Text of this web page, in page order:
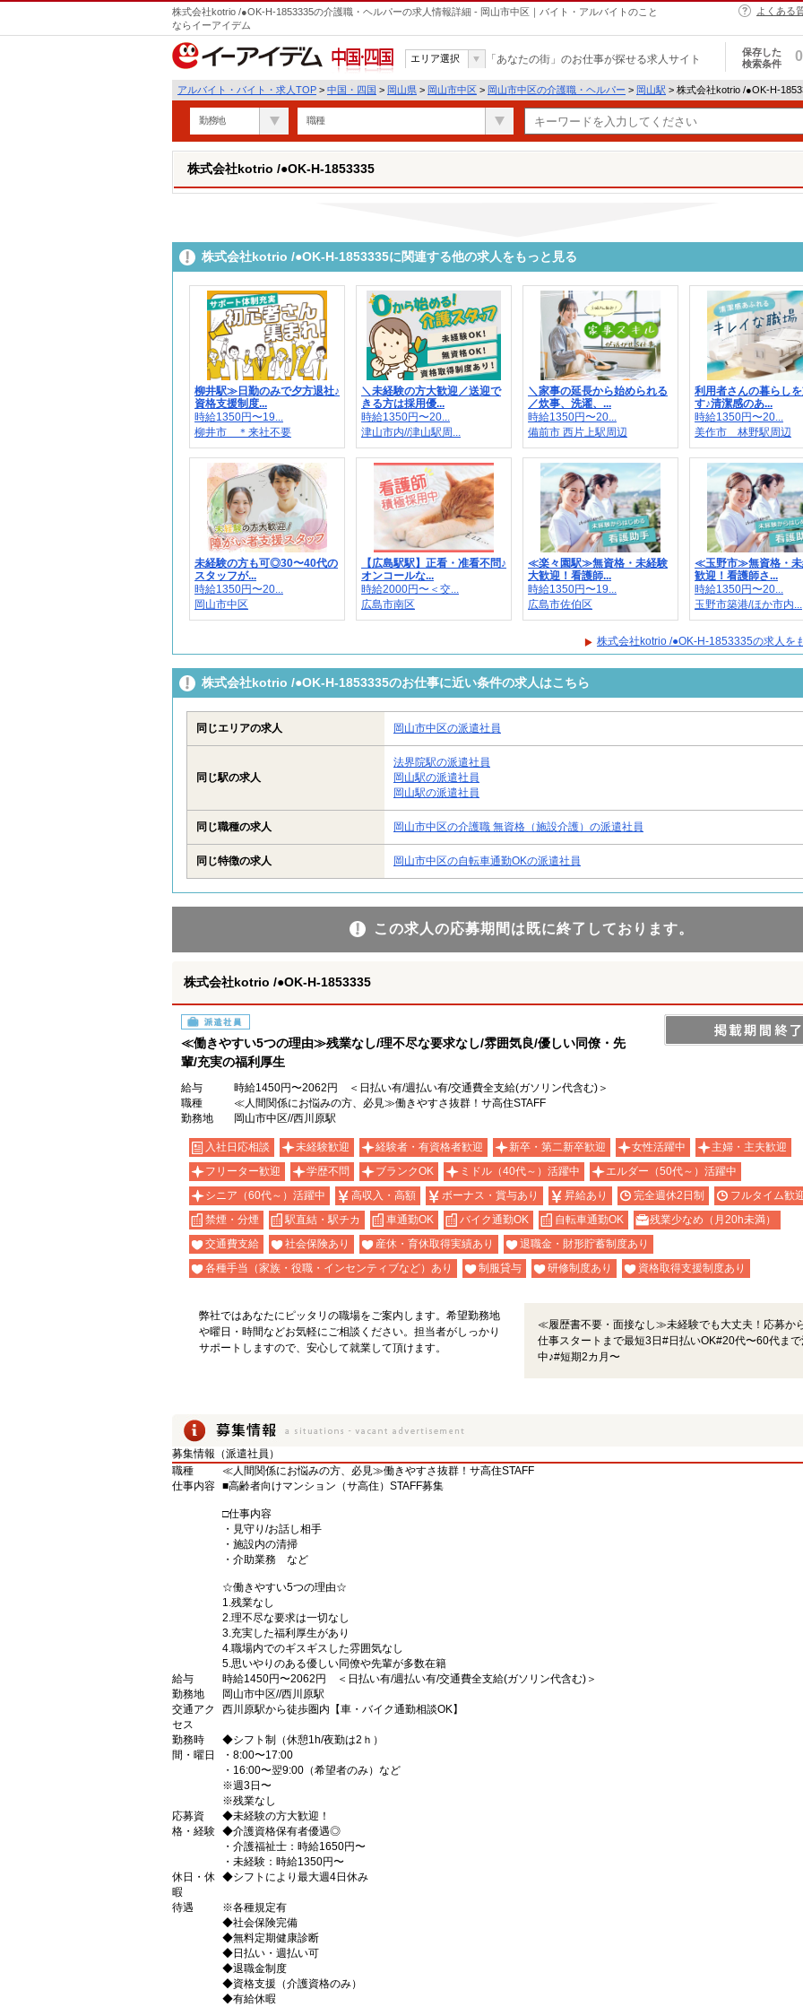
株式会社kotrio /●OK-H-1853335の介護職・ヘルパーの求人情報詳細 - 岡山市中区｜バイト・アルバイトのこと
ならイーアイデム
よくある
中国・四国
エリア選択 「あなたの街」のお仕事が探せる求人サイト
保存した
検索条件
0
アルバイト・バイト・求人TOP > 中国・四国 > 岡山県 > 岡山市中区 > 岡山市中区の介護職・ヘルパー > 岡山駅 > 株式会社kotrio /●OK-H-
勤務地 職種
株式会社kotrio /●OK-H-1853335
株式会社kotrio /●OK-H-1853335に関連する他の求人をもっと見る
柳井駅≫日勤のみで夕方退社♪
資格支援制度...
時給1350円〜19...
柳井市 ＊来社不要
＼未経験の方大歓迎／送迎で
きる方は採用優...
時給1350円〜20...
津山市内//津山駅周...
＼家事の延長から始められる
／炊事、洗濯、...
時給1350円〜20...
備前市 西片上駅周辺
利用者さんの暮らし
す♪清潔感のあ...
時給1350円〜20...
美作市 林野駅周辺
未経験の方も可◎30〜40代の
スタッフが...
時給1350円〜20...
岡山市中区
【広島駅駅】正看・准看不問♪
オンコールな...
時給2000円〜＜交...
広島市南区
≪楽々園駅≫無資格・未経験
大歓迎！看護師...
時給1350円〜19...
広島市佐伯区
≪玉野市≫無資格・未
歓迎！看護師さ...
時給1350円〜20...
玉野市築港/ほか市内...
株式会社kotrio /●OK-H-1853335の求人を
株式会社kotrio /●OK-H-1853335のお仕事に近い条件の求人はこちら
同じエリアの求人 岡山市中区の派遣社員
同じ駅の求人
法界院駅の派遣社員
岡山駅の派遣社員
岡山駅の派遣社員
同じ職種の求人 岡山市中区の介護職 無資格（施設介護）の派遣社員
同じ特徴の求人 岡山市中区の自転車通勤OKの派遣社員
この求人の応募期間は既に終了しております。
株式会社kotrio /●OK-H-1853335
派遣社員
≪働きやすい5つの理由≫残業なし/理不尽な要求なし/雰囲気良/優しい同僚・先
輩/充実の福利厚生
給与
時給1450円〜2062円 ＜日払い有/週払い有/交通費全支給(ガソリン代含む)＞
職種
≪人間関係にお悩みの方、必見≫働きやすさ抜群！サ高住STAFF
勤務地
岡山市中区//西川原駅
入社日応相談 未経験歓迎 経験者・有資格者歓迎 新卒・第二新卒歓迎 女性活躍中
主婦・主夫歓迎
フリーター歓迎
学歴不問 ブランクOK ミドル（40代～）活躍中
エルダー（50代～）活躍中
シニア（60代～）活躍中
高収入・高額 ボーナス・賞与あり 昇給あり 完全週休2日制
フルタイム歓
禁煙・分煙
駅直結・駅チカ 車通勤OK バイク通勤OK 自転車通勤OK
残業少なめ（月20h未満）
交通費支給
社会保険あり 産休・育休取得実績あり
退職金・財形貯蓄制度あり
各種手当（家族・役職・インセンティブなど）あり
制服貸与 研修制度あり 資格取得支援制度あり
弊社ではあなたにピッタリの職場をご案内します。希望勤務地
や曜日・時間などお気軽にご相談ください。担当者がしっかり
サポートしますので、安心して就業して頂けます。
≪履歴書不要・面接なし≫未経験でも大丈夫！応募か
仕事スタートまで最短3日#日払いOK#20代〜60代まで
中♪#短期2カ月〜
募集情報（派遣社員）
職種
≪人間関係にお悩みの方、必見≫働きやすさ抜群！サ高住STAFF
仕事内容 ■高齢者向けマンション（サ高住）STAFF募集
□仕事内容
・見守り/お話し相手
・施設内の清掃
・介助業務 など
☆働きやすい5つの理由☆
1.残業なし
2.理不尽な要求は一切なし
3.充実した福利厚生があり
4.職場内でのギスギスした雰囲気なし
5.思いやりのある優しい同僚や先輩が多数在籍
給与
時給1450円〜2062円 ＜日払い有/週払い有/交通費全支給(ガソリン代含む)＞
勤務地
岡山市中区//西川原駅
交通アク
セス
西川原駅から徒歩圏内【車・バイク通勤相談OK】
勤務時
間・曜日
◆シフト制（休憩1h/夜勤は2ｈ）
・8:00〜17:00
・16:00〜翌9:00（希望者のみ）など
※週3日〜
※残業なし
応募資
格・経験
◆未経験の方大歓迎！
◆介護資格保有者優遇◎
・介護福祉士：時給1650円〜
・未経験：時給1350円〜
休日・休
暇
◆シフトにより最大週4日休み
待遇
※各種規定有
◆社会保険完備
◆無料定期健康診断
◆日払い・週払い可
◆退職金制度
◆資格支援（介護資格のみ）
◆有給休暇